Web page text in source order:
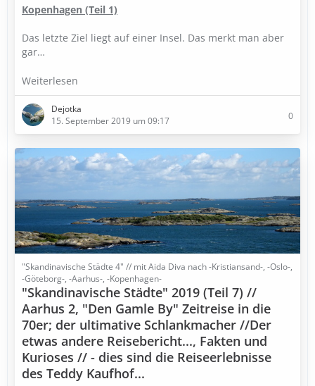
Kopenhagen (Teil 1)
Das letzte Ziel liegt auf einer Insel. Das merkt man aber
gar…
Weiterlesen
Dejotka
15. September 2019 um 09:17
0
"Skandinavische Städte 4" // mit Aida Diva nach -Kristiansand-, -Oslo-,
-Göteborg-, -Aarhus-, -Kopenhagen-
"Skandinavische Städte" 2019 (Teil 7) //
Aarhus 2, "Den Gamle By" Zeitreise in die
70er; der ultimative Schlankmacher //Der
etwas andere Reisebericht..., Fakten und
Kurioses // - dies sind die Reiseerlebnisse
des Teddy Kaufhof...